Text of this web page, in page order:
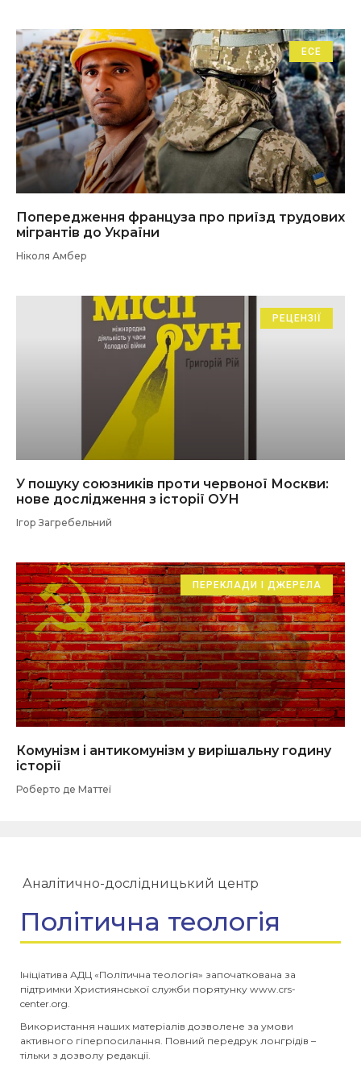
ЕСЕ
Попередження француза про приїзд трудових
мігрантів до України
Ніколя Амбер
РЕЦЕНЗІЇ
У пошуку союзників проти червоної Москви:
нове дослідження з історії ОУН
Ігор Загребельний
ПЕРЕКЛАДИ І ДЖЕРЕЛА
Комунізм і антикомунізм у вирішальну годину
історії
Роберто де Маттеї
Аналітично-дослідницький центр
Політична теологія
Ініціатива АДЦ «Політична теологія» започаткована за
підтримки Християнської служби порятунку www.crs-
center.org.
Використання наших матеріалів дозволене за умови
активного гіперпосилання. Повний передрук лонгрідів –
тільки з дозволу редакції.